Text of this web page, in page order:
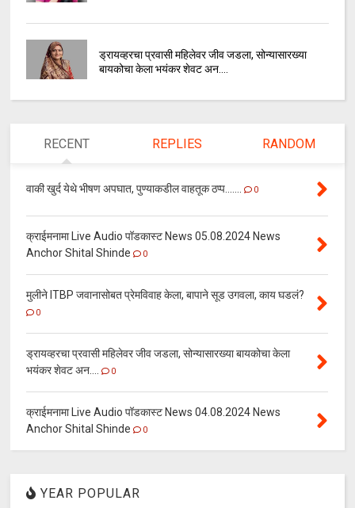
ड्रायव्हरचा प्रवासी महिलेवर जीव जडला, सोन्यासारख्या
बायकोचा केला भयंकर शेवट अन....
RECENT REPLIES RANDOM
वाकी खुर्द येथे भीषण अपघात, पुण्याकडील वाहतूक ठप्प....... 0
क्राईमनामा Live Audio पॉडकास्ट News 05.08.2024 News
Anchor Shital Shinde
0
मुलीने ITBP जवानासोबत प्रेमविवाह केला, बापाने सूड उगवला, काय घडलं?
0
ड्रायव्हरचा प्रवासी महिलेवर जीव जडला, सोन्यासारख्या बायकोचा केला
भयंकर शेवट अन....
0
क्राईमनामा Live Audio पॉडकास्ट News 04.08.2024 News
Anchor Shital Shinde
0
YEAR POPULAR